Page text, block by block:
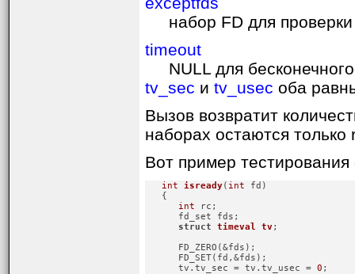
набор FD для
timeout
NULL для
tv_sec и tv_usec оба
Вызов возвратит
наборах остаются
Вот пример
int isready( int fd)
   {
int rc;
      fd_set fds;
struct
timeval tv ;
      FD_ZERO(&fds);
      FD_SET(fd,&fds);
      tv.tv_sec = tv.tv_usec =
0 ;